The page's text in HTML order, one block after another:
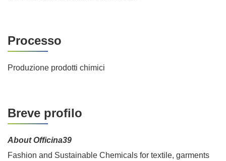
Processo
Produzione prodotti chimici
Breve profilo
About Officina39
Fashion and Sustainable Chemicals for textile, garments